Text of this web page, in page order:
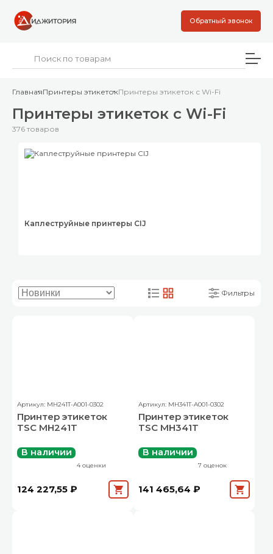
Обратный звонок
ГлавнаяПринтеры этикетокПринтеры этикеток с Wi-Fi
Принтеры этикеток с Wi-Fi
376 товаров
Каплеструйные принтеры CIJ
Фильтры
Артикул: MH241T-A001-0302
Принтер этикеток
TSC MH241T
В наличии
4 оценки
124 227,55 ₽
Артикул: MH341T-A001-0302
Принтер этикеток
TSC MH341T
В наличии
7 оценок
141 465,64 ₽